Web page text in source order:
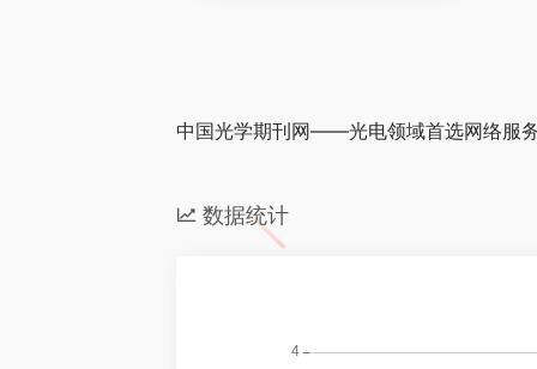
中国光学期刊网——光电领域首选网络服
数据统计